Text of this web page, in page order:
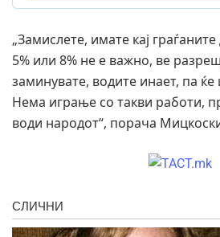
„Замислете, имате кај
5% или 8% не е важно, ве
заминувате, водите инает, па
Нема играње со такви работи,
води народот“, порача